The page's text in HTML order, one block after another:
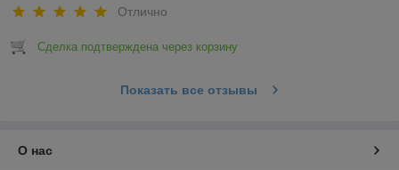
Отлично
Сделка подтверждена через корзину
Показать все отзывы
О нас